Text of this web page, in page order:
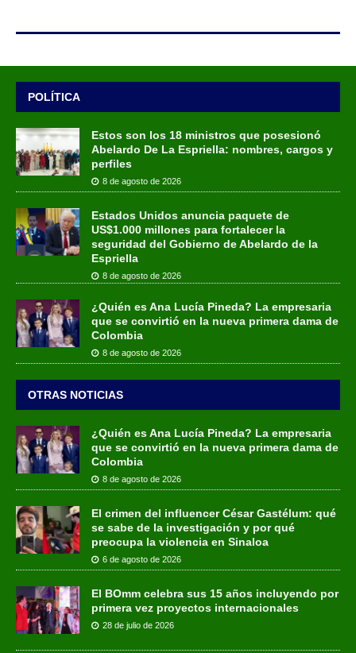
POLÍTICA
Estos son los 18 ministros que posesionó
Abelardo De La Espriella: nombres, cargos y
perfiles
8 de agosto de 2026
Estados Unidos anuncia paquete de
US$1.000 millones para fortalecer la
seguridad del Gobierno de Abelardo de la
Espriella
8 de agosto de 2026
¿Quién es Ana Lucía Pineda? La empresaria
que se convirtió en la nueva primera dama de
Colombia
8 de agosto de 2026
OTRAS NOTICIAS
¿Quién es Ana Lucía Pineda? La empresaria
que se convirtió en la nueva primera dama de
Colombia
8 de agosto de 2026
El crimen del influencer César Gastélum: qué
se sabe de la investigación y por qué
preocupa la violencia en Sinaloa
6 de agosto de 2026
El BOmm celebra sus 15 años incluyendo por
primera vez proyectos internacionales
28 de julio de 2026